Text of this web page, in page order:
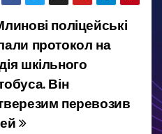
поліцейські
протокол на
шкільного
Він
перевозив